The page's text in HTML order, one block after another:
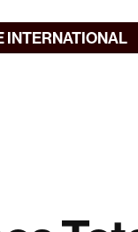
INTERNATIONAL